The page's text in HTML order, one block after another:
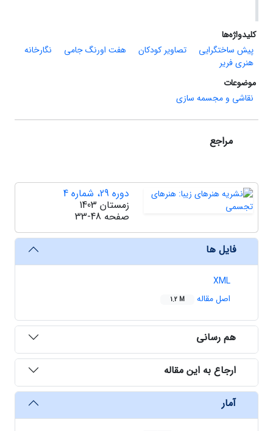
کلیدواژه‌ها
پیش ساختگرایی
تصاویر کودکان هفت اورنگ جامی
نگارخانه
هنری فریر
موضوعات
نقاشی و مجسمه سازی
مراجع
دوره 29، شماره 4
زمستان 1403
صفحه 33-48
فایل ها
XML
اصل مقاله
1.2 M
هم رسانی
ارجاع به این مقاله
آمار